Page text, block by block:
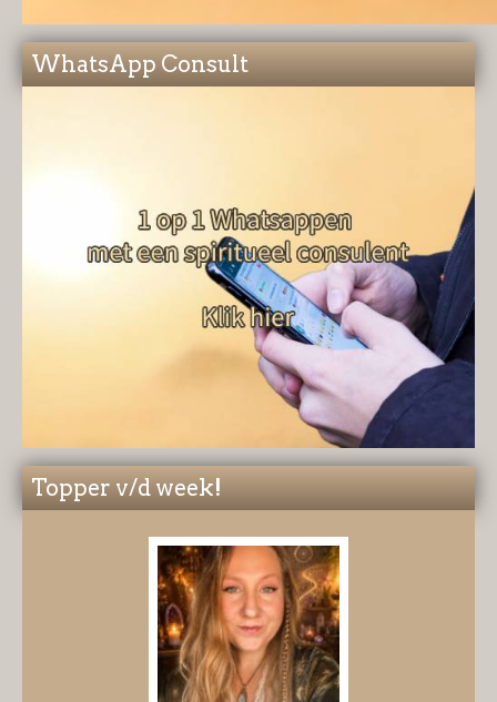
WhatsApp Consult
Topper v/d week!